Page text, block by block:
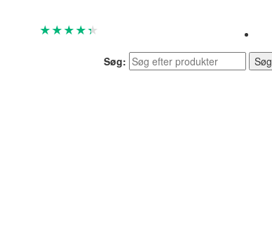
★ ★ ★ ★★
Søg:
Søg